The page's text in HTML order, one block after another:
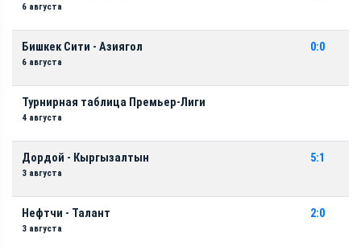
6 августа
Бишкек Сити - Азиягол
6 августа
0:0
Турнирная таблица Премьер-Лиги
4 августа
Дордой - Кыргызалтын
3 августа
5:1
Нефтчи - Талант
3 августа
2:0